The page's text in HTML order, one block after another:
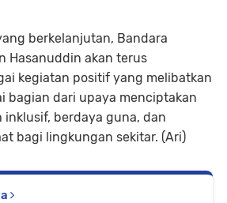
berkelanjutan, Bandara
Hasanuddin akan terus
kegiatan positif yang melibatkan
bagian dari upaya menciptakan
inklusif, berdaya guna, dan
bagi lingkungan sekitar. (Ari)